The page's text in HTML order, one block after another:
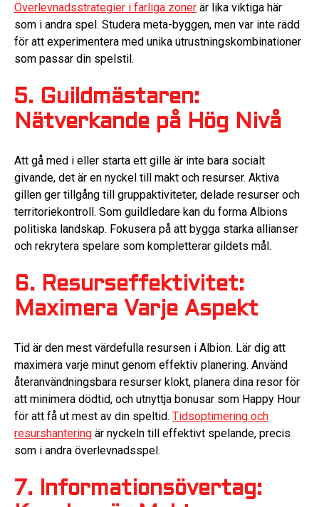
Överlevnadsstrategier i farliga zoner är lika viktiga här
som i andra spel. Studera meta-byggen, men var inte rädd
för att experimentera med unika utrustningskombinationer
som passar din spelstil.
5. Guildmästaren:
Nätverkande på Hög Nivå
Att gå med i eller starta ett gille är inte bara socialt
givande, det är en nyckel till makt och resurser. Aktiva
gillen ger tillgång till gruppaktiviteter, delade resurser och
territoriekontroll. Som guildledare kan du forma Albions
politiska landskap. Fokusera på att bygga starka allianser
och rekrytera spelare som kompletterar gildets mål.
6. Resurseffektivitet:
Maximera Varje Aspekt
Tid är den mest värdefulla resursen i Albion. Lär dig att
maximera varje minut genom effektiv planering. Använd
återanvändningsbara resurser klokt, planera dina resor för
att minimera dödtid, och utnyttja bonusar som Happy Hour
för att få ut mest av din speltid. Tidsoptimering och
resurshantering är nyckeln till effektivt spelande, precis
som i andra överlevnadsspel.
7. Informationsövertag: